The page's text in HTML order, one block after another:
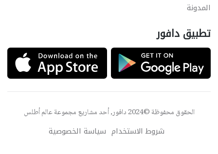
المدونة
تطبيق دافور
الحقوق محفوظة ©2024 دافور, أحد مشاريع مجموعة عالم أطلس
شروط الاستخدام سياسة الخصوصية